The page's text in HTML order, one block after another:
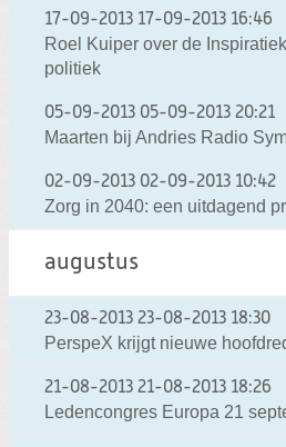
17-09-2013 17-09-2013 16:46
Roel Kuiper over de
politiek
05-09-2013 05-09-2013 20:21
Maarten bij Andries Radio
02-09-2013 02-09-2013 10:42
Zorg in 2040: een uitdagend
augustus
23-08-2013 23-08-2013 18:30
PerspeX krijgt nieuwe
21-08-2013 21-08-2013 18:26
Ledencongres Europa 21